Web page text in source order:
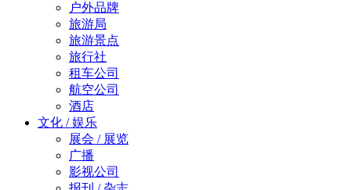
户外品牌
旅游局
旅游景点
旅行社
租车公司
航空公司
酒店
文化 / 娱乐
展会 / 展览
广播
影视公司